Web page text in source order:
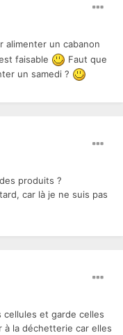
alimenter un cabanon
faisable
Faut que
un samedi ?
produits ?
car là je ne suis pas
et garde celles
la déchetterie car elles